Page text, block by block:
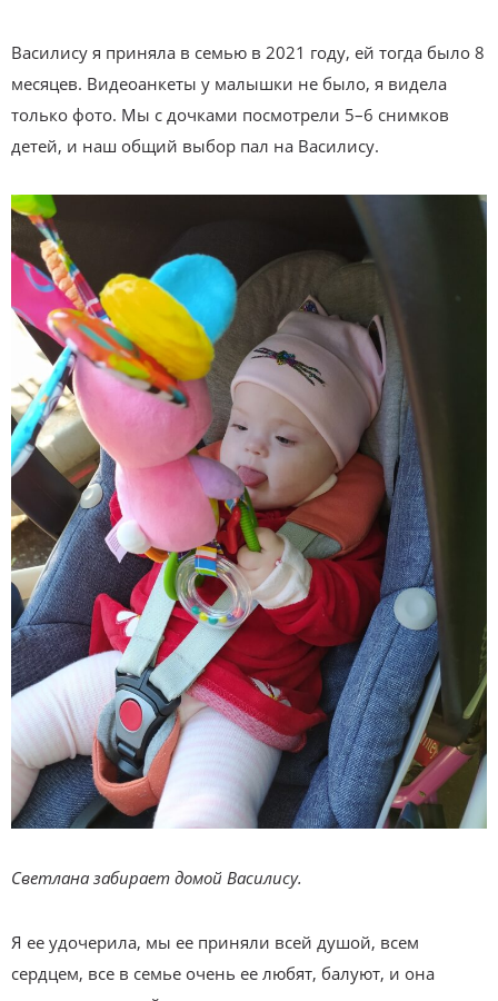
Василису я приняла в семью в 2021 году, ей тогда было 8
месяцев. Видеоанкеты у малышки не было, я видела
только фото. Мы с дочками посмотрели 5–6 снимков
детей, и наш общий выбор пал на Василису.
Светлана забирает домой Василису.
Я ее удочерила, мы ее приняли всей душой, всем
сердцем, все в семье очень ее любят, балуют, и она